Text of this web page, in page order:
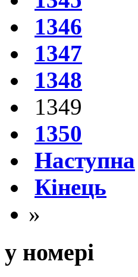
1346
1347
1348
1349
1350
Наступна
Кінець
»
у номері